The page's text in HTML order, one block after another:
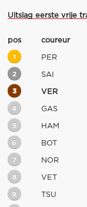
Uitslag eerste vrije
pos coureur
1 PER
2 SAI
3 VER
4 GAS
5 HAM
6 BOT
7 NOR
8 VET
9 TSU